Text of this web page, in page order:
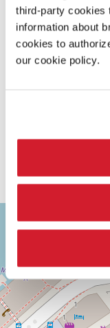
third-party cookies
information about
cookies to
our cookie policy.
9
30126
Lido
di
Venezia